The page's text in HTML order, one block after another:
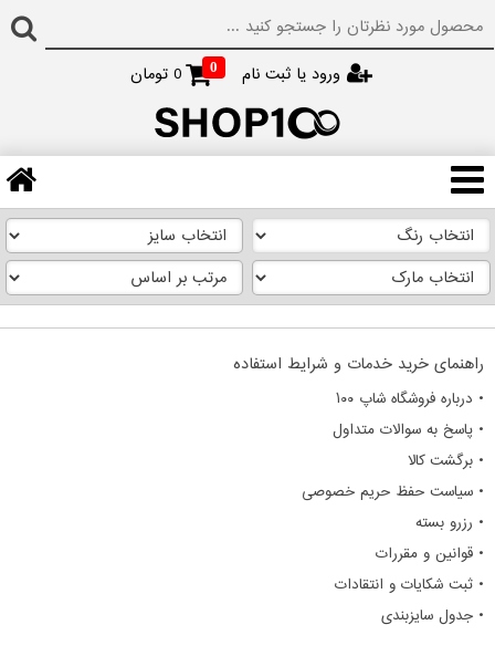
ورود یا ثبت نام 0
0 تومان
راهنمای خرید خدمات و شرایط استفاده
• درباره فروشگاه شاپ ۱۰۰
• پاسخ به سوالات متداول
• برگشت کالا
• سیاست حفظ حریم خصوصی
• رزرو بسته
• قوانین و مقررات
• ثبت شکایات و انتقادات
• جدول سایزبندی